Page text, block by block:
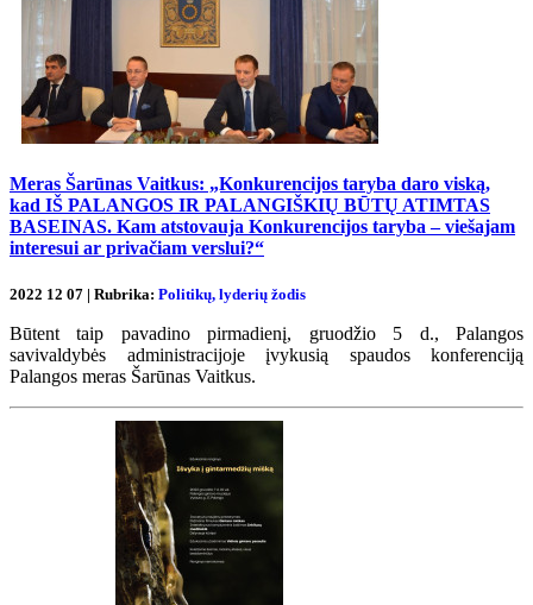
Meras Šarūnas Vaitkus: „Konkurencijos taryba daro viską,
kad IŠ PALANGOS IR PALANGIŠKIŲ BŪTŲ ATIMTAS
BASEINAS. Kam atstovauja Konkurencijos taryba – viešajam
interesui ar privačiam verslui?“
2022 12 07 | Rubrika: Politikų, lyderių žodis
Būtent taip pavadino pirmadienį, gruodžio 5 d., Palangos
savivaldybės administracijoje įvykusią spaudos konferenciją
Palangos meras Šarūnas Vaitkus.